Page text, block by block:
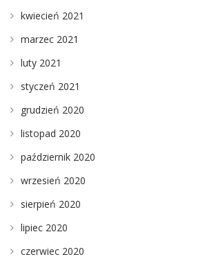
kwiecień 2021
marzec 2021
luty 2021
styczeń 2021
grudzień 2020
listopad 2020
październik 2020
wrzesień 2020
sierpień 2020
lipiec 2020
czerwiec 2020